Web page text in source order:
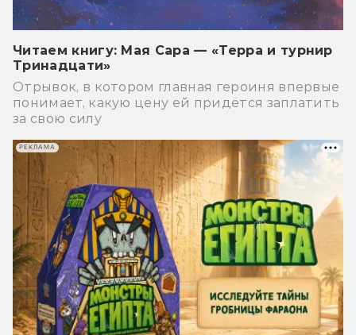
Читаем книгу: Мая Сара — «Терра и турнир
Тринадцати»
Отрывок, в котором главная героиня впервые
понимает, какую цену ей придётся заплатить
за свою силу
РЕКЛАМА